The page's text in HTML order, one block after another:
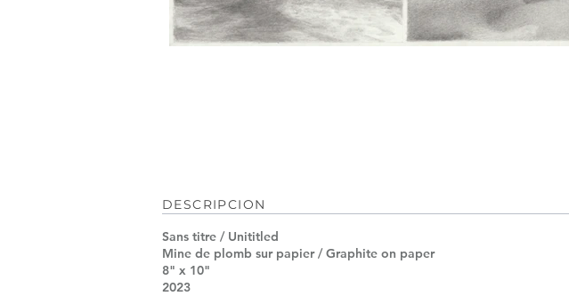
DESCRIPCION
Sans titre / Unititled
Mine de plomb sur papier / Graphite on paper
8" x 10"
2023